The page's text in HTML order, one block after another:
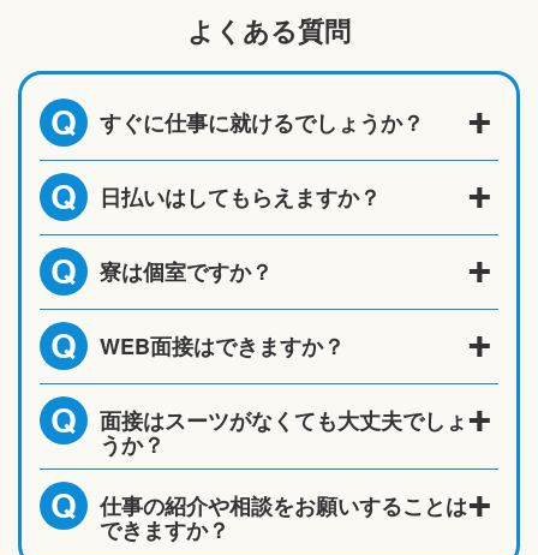
よくある質問
Q すぐに仕事に就けるでしょうか？
Q 日払いはしてもらえますか？
Q 寮は個室ですか？
Q WEB面接はできますか？
Q 面接はスーツがなくても大丈夫でしょ
うか？
Q 仕事の紹介や相談をお願いすることは
できますか？